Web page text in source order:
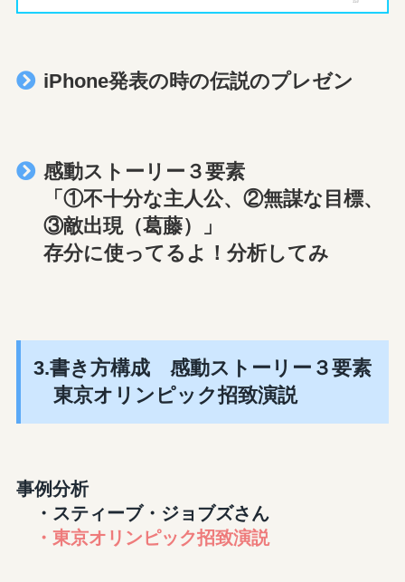
iPhone発表の時の伝説のプレゼン
感動ストーリー３要素
「①不十分な主人公、②無謀な目標、
③敵出現（葛藤）」
存分に使ってるよ！分析してみ
3.書き方構成 感動ストーリー３要素
東京オリンピック招致演説
事例分析
・スティーブ・ジョブズさん
・東京オリンピック招致演説